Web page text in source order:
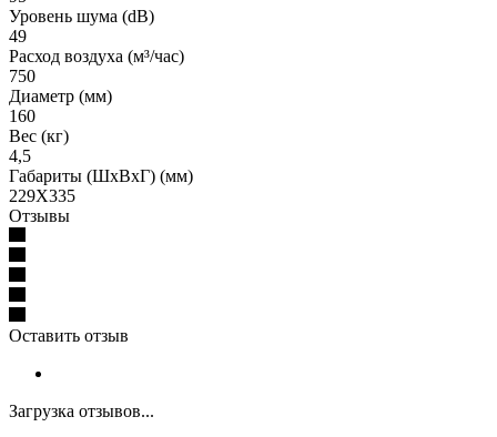
Уровень шума (dB)
49
Расход воздуха (м³/час)
750
Диаметр (мм)
160
Вес (кг)
4,5
Габариты (ШxВxГ) (мм)
229X335
Отзывы
Оставить отзыв
Загрузка отзывов...